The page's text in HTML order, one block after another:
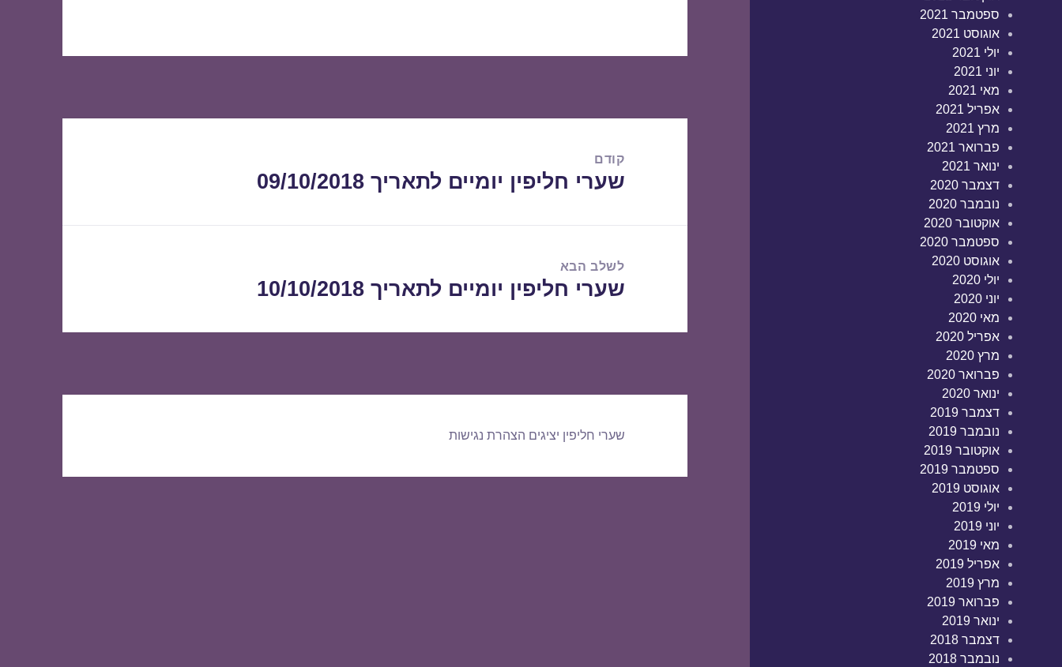
ספטמבר 2021
אוגוסט 2021
יולי 2021
יוני 2021
מאי 2021
אפריל 2021
מרץ 2021
פברואר 2021
ינואר 2021
דצמבר 2020
נובמבר 2020
אוקטובר 2020
ספטמבר 2020
אוגוסט 2020
יולי 2020
יוני 2020
מאי 2020
אפריל 2020
מרץ 2020
פברואר 2020
ינואר 2020
דצמבר 2019
נובמבר 2019
אוקטובר 2019
ספטמבר 2019
אוגוסט 2019
יולי 2019
יוני 2019
מאי 2019
אפריל 2019
מרץ 2019
פברואר 2019
ינואר 2019
דצמבר 2018
נובמבר 2018
קודם
הפוסט
שערי חליפין יומיים לתאריך 09/10/2018
לשלב הבא
הפוסט
שערי חליפין יומיים לתאריך 10/10/2018
שערי חליפין יציגים הצהרת נגישות